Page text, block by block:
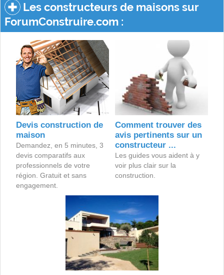
Les constructeurs de maisons sur
ForumConstruire.com :
Devis construction de
maison
Demandez, en 5 minutes, 3
devis comparatifs aux
professionnels de votre
région. Gratuit et sans
engagement.
Comment trouver des
avis pertinents sur un
constructeur ...
Les guides vous aident à y
voir plus clair sur la
construction.